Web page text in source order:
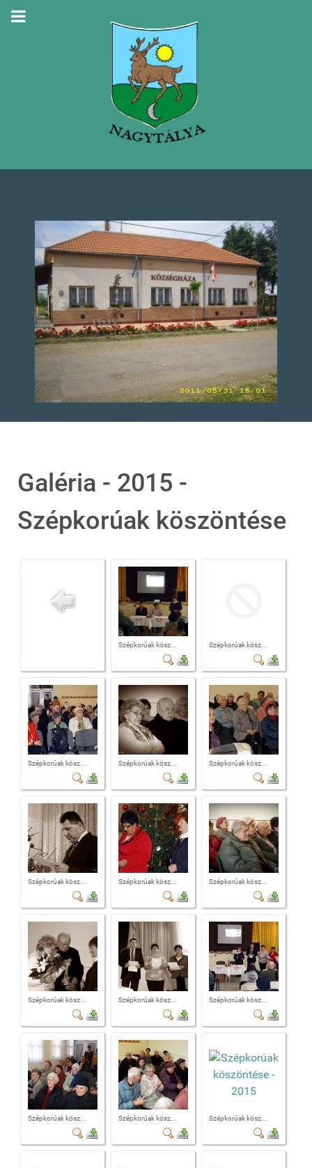
Galéria - 2015 -
Szépkorúak köszöntése
Szépkorúak kösz... Szépkorúak kösz...
Szépkorúak kösz... Szépkorúak kösz... Szépkorúak kösz...
Szépkorúak kösz... Szépkorúak kösz... Szépkorúak kösz...
Szépkorúak kösz... Szépkorúak kösz... Szépkorúak kösz...
Szépkorúak kösz... Szépkorúak kösz... Szépkorúak kösz...